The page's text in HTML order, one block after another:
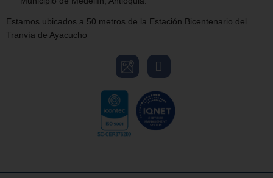
Estamos ubicados a 50 metros de la Estación Bicentenario del
Tranvía de Ayacucho